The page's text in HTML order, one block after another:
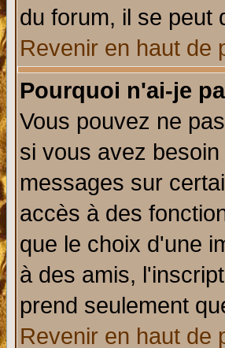
du forum, il se peut
Revenir en haut de
Pourquoi n'ai-je
Vous pouvez ne
si vous avez
messages sur
accès à des
que le choix d'une
à des amis,
prend seulement
Revenir en haut de